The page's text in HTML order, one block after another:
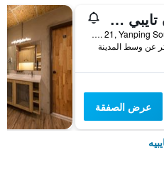
فن إن تايبي هوستل
2F, No. 21, Yanping South Road, مدينة تايبيه, تايوان
عرض الصفقة